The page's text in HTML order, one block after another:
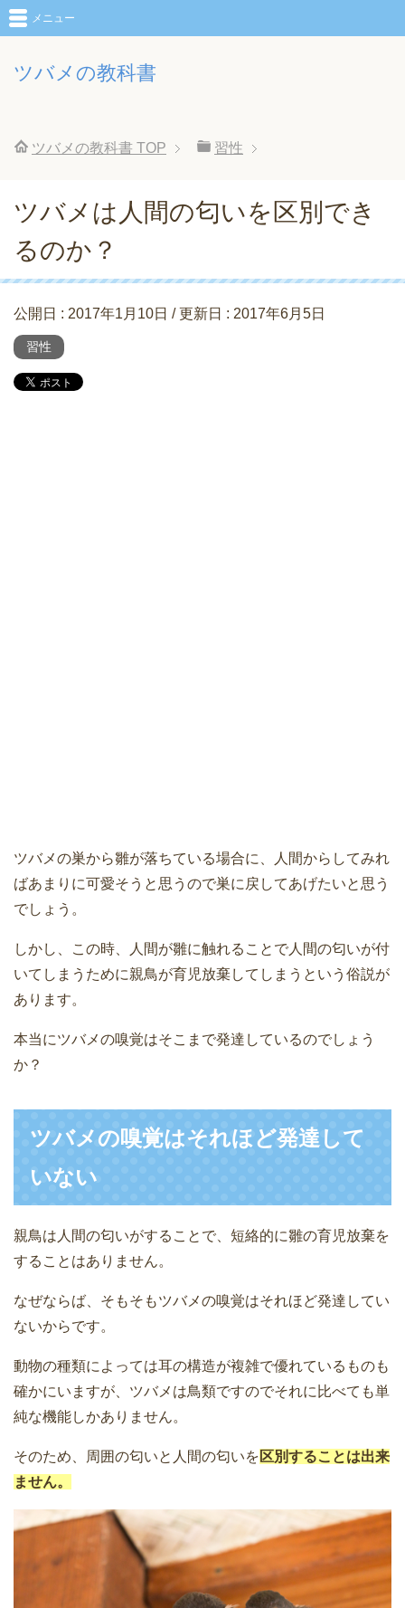
ツバメの教科書
メニュー
ツバメの教科書 TOP 習性
ツバメは人間の匂いを区別でき
るのか？
公開日 : 2017年1月10日 / 更新日 : 2017年6月5日
習性
ツバメの巣から雛が落ちている場合に、人間からしてみれ
ばあまりに可愛そうと思うので巣に戻してあげたいと思う
でしょう。
しかし、この時、人間が雛に触れることで人間の匂いが付
いてしまうために親鳥が育児放棄してしまうという俗説が
あります。
本当にツバメの嗅覚はそこまで発達しているのでしょう
か？
ツバメの嗅覚はそれほど発達して
いない
親鳥は人間の匂いがすることで、短絡的に雛の育児放棄を
することはありません。
なぜならば、そもそもツバメの嗅覚はそれほど発達してい
ないからです。
動物の種類によっては耳の構造が複雑で優れているものも
確かにいますが、ツバメは鳥類ですのでそれに比べても単
純な機能しかありません。
そのため、周囲の匂いと人間の匂いを 区別することは出来
ません。